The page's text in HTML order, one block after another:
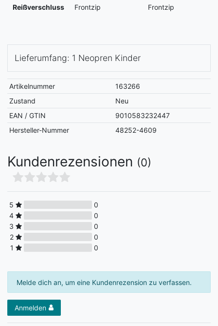
Reißverschluss Frontzip Frontzip
Lieferumfang: 1 Neopren Kinder
Artikelnummer
163266
Zustand
Neu
EAN / GTIN
9010583232447
Hersteller-Nummer
48252-4609
Kundenrezensionen (0)
5
0
4
0
3
0
2
0
1
0
Melde dich an, um eine Kundenrezension zu verfassen.
Anmelden